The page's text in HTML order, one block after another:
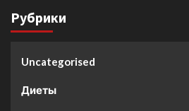
Рубрики
Uncategorised
Диеты